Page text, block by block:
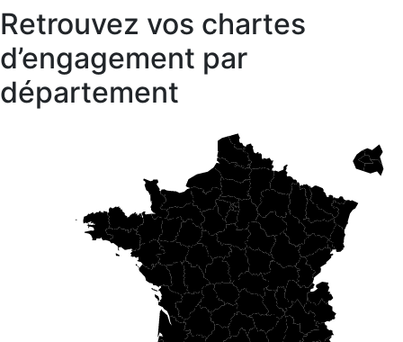
Retrouvez vos chartes
d’engagement par
département